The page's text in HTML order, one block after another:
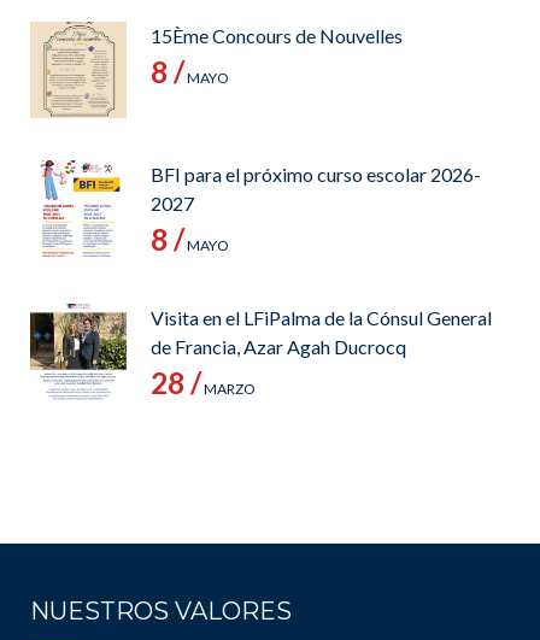
15Ème Concours de Nouvelles
8 /MAYO
BFI para el próximo curso escolar 2026-
2027
8 /MAYO
Visita en el LFiPalma de la Cónsul General
de Francia, Azar Agah Ducrocq
28 /MARZO
NUESTROS VALORES